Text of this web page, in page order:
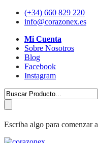
(+34) 660 829 220
info@corazonex.es
Mi Cuenta
Sobre Nosotros
Blog
Facebook
Instagram
Escriba algo para comenzar